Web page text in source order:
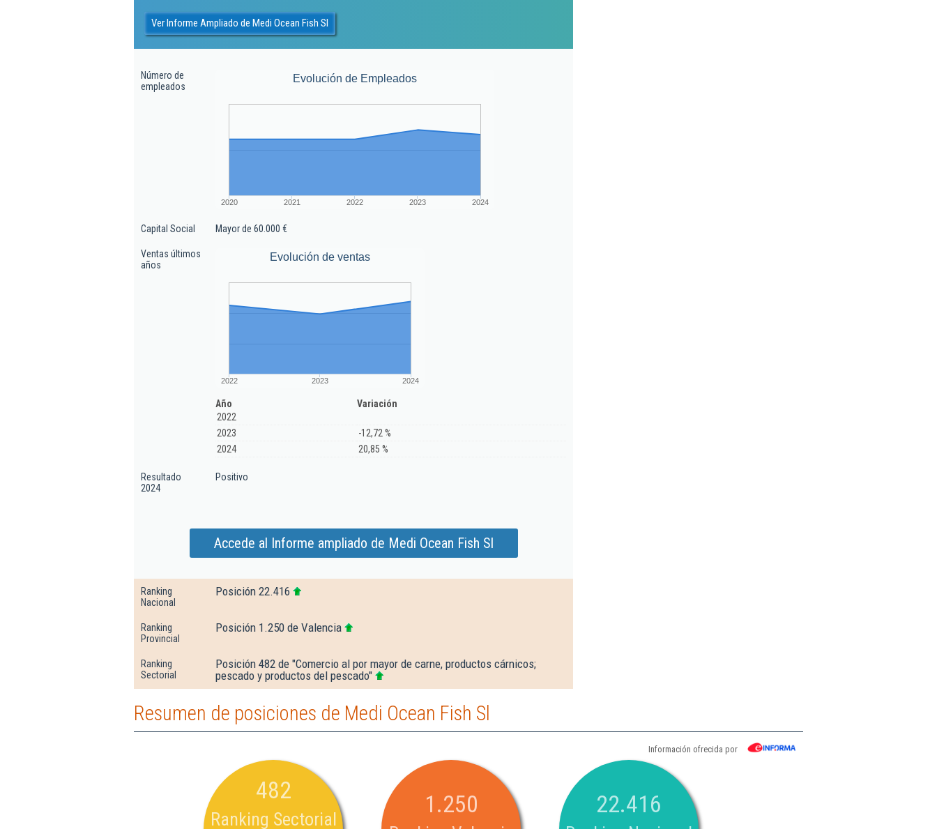
Ver Informe Ampliado de Medi Ocean Fish Sl
Número de
empleados
Evolución de Empleados
2020 2021 2022 2023 2024
Capital Social Mayor de 60.000 €
Ventas últimos
años
Evolución de ventas
2022 2023 2024
Año
Variación
2022
2023
-12,72 %
2024
20,85 %
Resultado
2024
Positivo
Accede al Informe ampliado de Medi Ocean Fish Sl
Ranking
Nacional
Posición 22.416
Ranking
Provincial
Posición 1.250 de Valencia
Ranking
Sectorial
Posición 482 de "Comercio al por mayor de carne, productos cárnicos;
pescado y productos del pescado"
Resumen de posiciones de Medi Ocean Fish Sl
Información ofrecida por
482
Ranking Sectorial
1.250 22.416